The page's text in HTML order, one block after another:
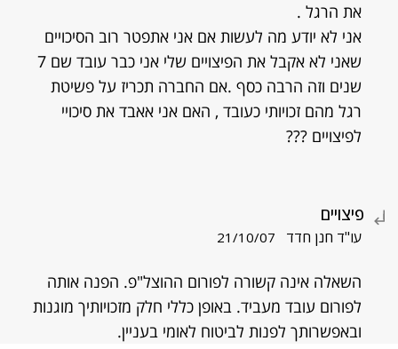
את הרגל .
אני לא יודע מה לעשות אם אני אתפטר רוב הסיכויים
שאני לא אקבל את הפיצויים שלי אני כבר עובד שם 7
שנים וזה הרבה כסף .אם החברה תכריז על פשיטת
רגל מהם זכויותי כעובד , האם אני אאבד את סיכויי
לפיצויים ???
פיצויים
עו"ד חנן חדד 21/10/07
השאלה אינה קשורה לפורום ההוצל"פ. הפנה אותה
לפורום עובד מעביד. באופן כללי חלק מזכויותיך מוגנות
ובאפשרותך לפנות לביטוח לאומי בעניין.